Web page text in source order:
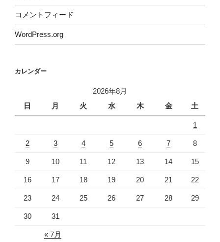
コメントフィード
WordPress.org
カレンダー
2026年8月
日
月 火 水 木 金 土
1
2 3 4 5 6 7 8
9 10 11 12 13 14 15
16 17 18 19 20 21 22
23 24 25 26 27 28 29
30 31
« 7月